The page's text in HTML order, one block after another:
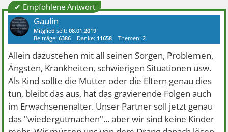
✔ Empfohlene Antwort
Gaulin
Mitglied seit:08.01.2019
Beiträge:6386 Danke: 11658 Themen:2
Allein dazustehen mit all seinen Sorgen, Problemen,
Ängsten, Krankheiten, schwierigen Situationen usw.
Als Kind sollte die Mutter oder die Eltern genau dies
tun, bleibt das aus, hat das gravierende Folgen auch
im Erwachsenenalter. Unser Partner soll jetzt genau
das "wiedergutmachen"... aber wir sind keine Kinder